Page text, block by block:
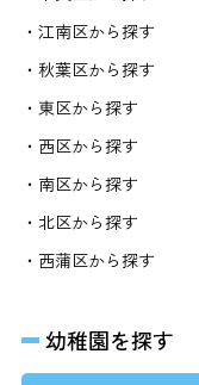
・江南区から探す
・秋葉区から探す
・東区から探す
・西区から探す
・南区から探す
・北区から探す
・西蒲区から探す
幼稚園を探す